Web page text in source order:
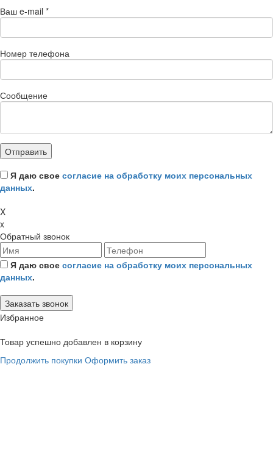
Ваш e-mail *
Номер телефона
Сообщение
Я даю свое согласие на обработку моих персональных
данных.
X
x
Обратный звонок
Я даю свое согласие на обработку моих персональных
данных.
Избранное
Товар успешно добавлен в корзину
Продолжить покупки Оформить заказ